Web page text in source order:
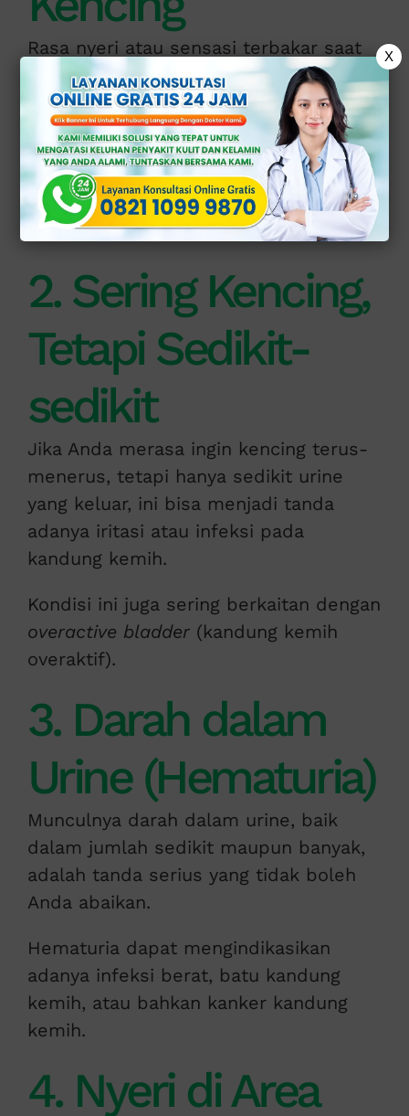
Rasa nyeri atau sensasi terbakar saat
kencing adalah tanda umum infeksi
atau iritasi pada kandung kemih.
Jika rasa sakit semakin parah dan
berlanjut dalam waktu lama, bisa jadi
ini menandakan infeksi saluran kemih
(ISK) yang sudah menyebar.
2. Sering Kencing,
Tetapi Sedikit-
sedikit
Jika Anda merasa ingin kencing terus-
menerus, tetapi hanya sedikit urine
yang keluar, ini bisa menjadi tanda
adanya iritasi atau infeksi pada
kandung kemih.
Kondisi ini juga sering berkaitan dengan
overactive bladder(kandung kemih
overaktif).
3. Darah dalam
Urine (Hematuria)
Munculnya darah dalam urine, baik
dalam jumlah sedikit maupun banyak,
adalah tanda serius yang tidak boleh
Anda abaikan.
Hematuria dapat mengindikasikan
adanya infeksi berat, batu kandung
kemih, atau bahkan kanker kandung
kemih.
4. Nyeri di Area
X